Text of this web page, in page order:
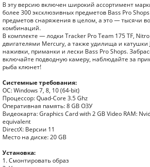
В эту версию включен широкий ассортимент
более 300 эксклюзивных предметов Bass Pro
предметов снаряжения в целом, а это — тысячи
комбинаций.
В комплекте — лодки Tracker Pro Team 175 TF,
двигателями Mercury, а также удилища и катушки
наживки, приманки и лески Bass Pro Shops.
включайте подводную камеру, наблюдайте за
рыба клюнет!
Системные требования:
ОС: Windows 7, 8, 10 (64-bit)
Процессор: Quad-Core 3.5 Ghz
Оперативная память: 8 GB ОЗУ
Видеокарта: Graphics Card with 2 GB Video RAM:
equivalent
DirectX: Версии 11
Место на диске: 20 GB
Установка:
1. Смонтировать образ